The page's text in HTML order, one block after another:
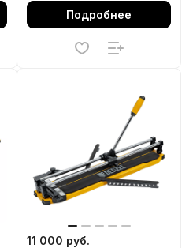
Подробнее
11 000 руб.